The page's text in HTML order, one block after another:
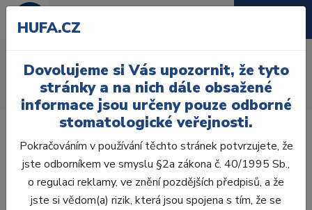
Úvod Zuby
AcryRock
AcryRock 1x28 S65-I65-D41, A3,5
HUFA.CZ
Dovolujeme si Vás upozornit, že tyto
stránky a na nich dále obsažené
informace jsou určeny pouze odborné
stomatologické veřejnosti.
Pokračováním v používání těchto stránek potvrzujete, že
jste odborníkem ve smyslu §2a zákona č. 40/1995 Sb.,
o regulaci reklamy, ve znění pozdějších předpisů, a že
jste si vědom(a) rizik, která jsou spojena s tím, že se